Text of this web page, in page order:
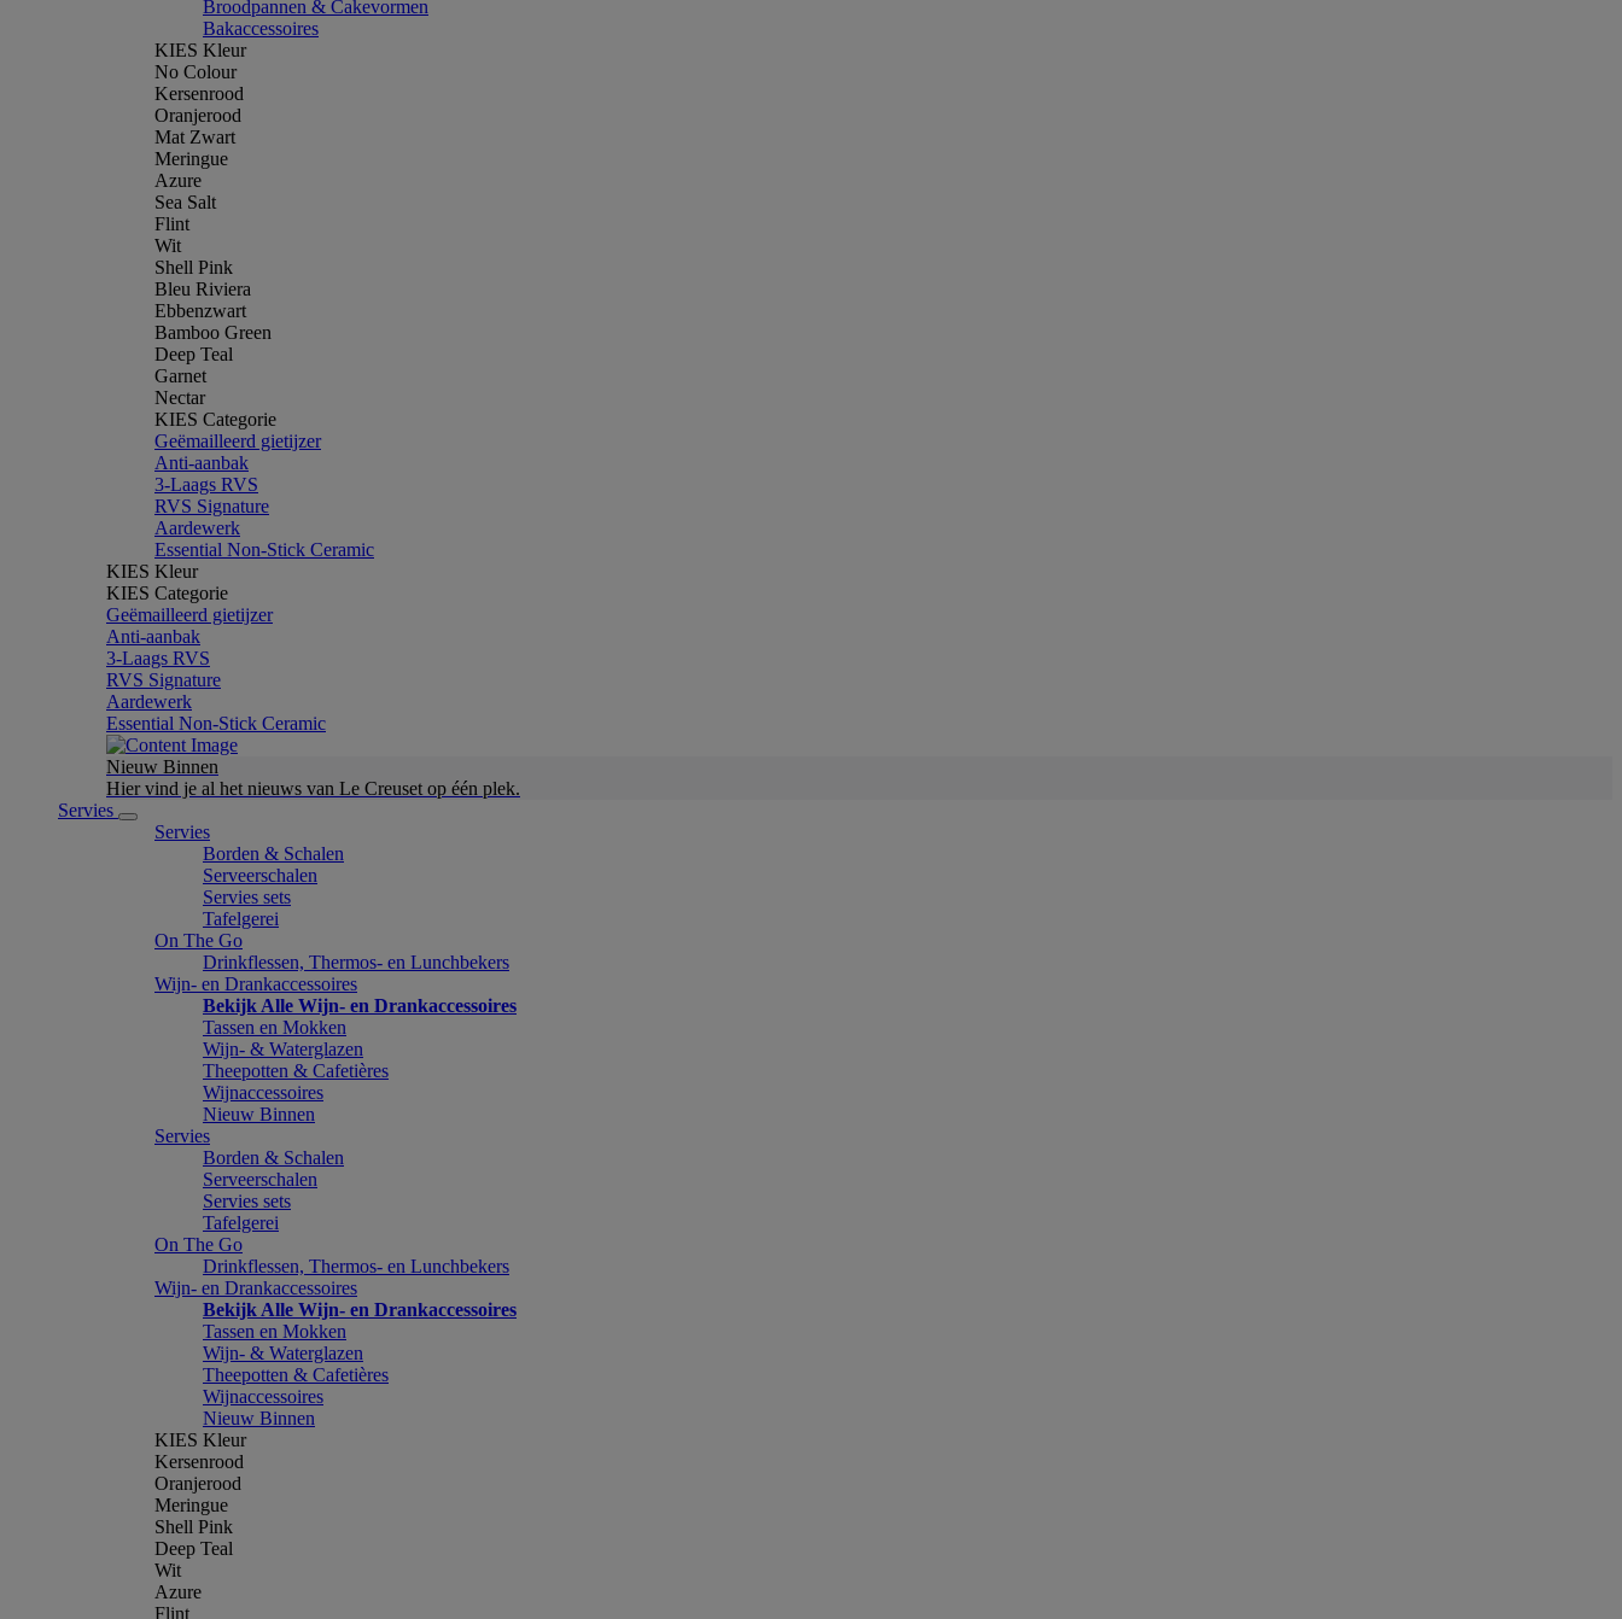
Broodpannen & Cakevormen
Bakaccessoires
KIES Kleur
No Colour
Kersenrood
Oranjerood
Mat Zwart
Meringue
Azure
Sea Salt
Flint
Wit
Shell Pink
Bleu Riviera
Ebbenzwart
Bamboo Green
Deep Teal
Garnet
Nectar
KIES Categorie
Geëmailleerd gietijzer
Anti-aanbak
3-Laags RVS
RVS Signature
Aardewerk
Essential Non-Stick Ceramic
KIES Kleur
KIES Categorie
Geëmailleerd gietijzer
Anti-aanbak
3-Laags RVS
RVS Signature
Aardewerk
Essential Non-Stick Ceramic
Nieuw Binnen
Hier vind je al het nieuws van Le Creuset op één plek.
Servies
Servies
Borden & Schalen
Serveerschalen
Servies sets
Tafelgerei
On The Go
Drinkflessen, Thermos- en Lunchbekers
Wijn- en Drankaccessoires
Bekijk Alle Wijn- en Drankaccessoires
Tassen en Mokken
Wijn- & Waterglazen
Theepotten & Cafetières
Wijnaccessoires
Nieuw Binnen
Servies
Borden & Schalen
Serveerschalen
Servies sets
Tafelgerei
On The Go
Drinkflessen, Thermos- en Lunchbekers
Wijn- en Drankaccessoires
Bekijk Alle Wijn- en Drankaccessoires
Tassen en Mokken
Wijn- & Waterglazen
Theepotten & Cafetières
Wijnaccessoires
Nieuw Binnen
KIES Kleur
Kersenrood
Oranjerood
Meringue
Shell Pink
Deep Teal
Wit
Azure
Flint